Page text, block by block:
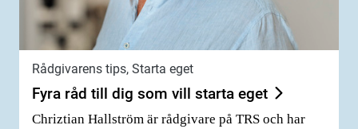
Rådgivarens tips, Starta eget
Fyra råd till dig som vill starta eget
Chriztian Hallström är rådgivare på TRS och har